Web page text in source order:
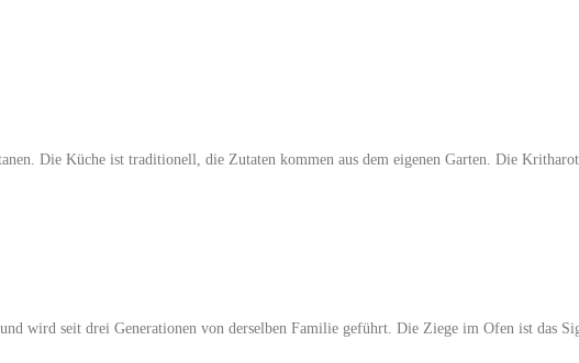
Die Küche ist traditionell, die Zutaten kommen aus dem eigenen Garten. Die
wird seit drei Generationen von derselben Familie geführt. Die Ziege im Ofen ist das